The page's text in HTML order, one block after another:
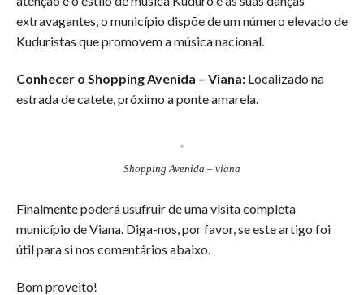
extravagantes, o município dispõe de um número elevado de
Kuduristas que promovem a música nacional.
Conhecer o Shopping Avenida – Viana: Localizado na
estrada de catete, próximo a ponte amarela.
Shopping Avenida – viana
Finalmente poderá usufruir de uma visita completa
município de Viana. Diga-nos, por favor, se este artigo foi
útil para si nos comentários abaixo.
Bom proveito!